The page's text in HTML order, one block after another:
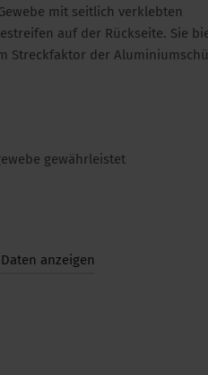
mit seitlich verklebten
auf der Rückseite. Sie
Streckfaktor der
gewährleistet
anzeigen